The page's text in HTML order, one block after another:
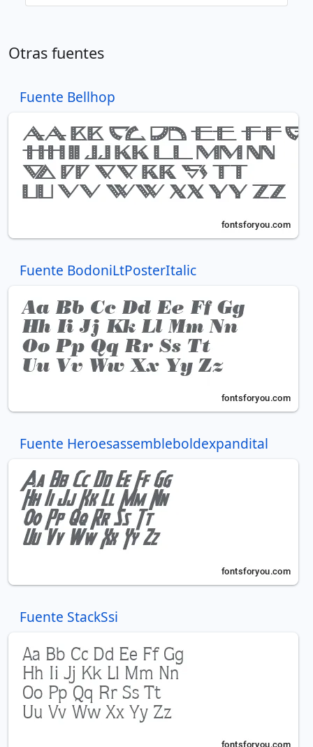
Otras fuentes
Fuente Bellhop
Fuente BodoniLtPosterItalic
Fuente Heroesassembleboldexpandital
Fuente StackSsi